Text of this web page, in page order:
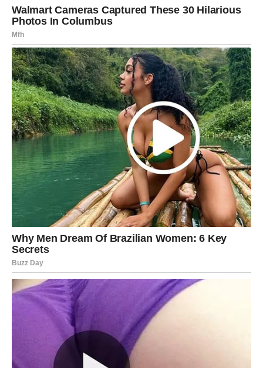
Sudbina vas vodi prema osobi
koja vas razumije
Pred vama su veoma lijepi trenuci.
JARAC
Jarčevima dolazi osoba koja traži ozbiljnu vezu i
stabilnost.
Ovo nije vrijeme prolaznih emocija.
Srce vam šalje nekoga ko želi
ostati
Pred vama su veoma važni trenuci.
VODOLIJA
Neočekivan susret mogao bi potpuno promijeniti vaše
planove.